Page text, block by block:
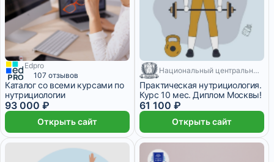
Edpro
107 отзывов
Каталог со всеми курсами по
нутрициологии
93 000 ₽
Открыть сайт
Национальный центральный институт развития дополнительного образования
Практическая нутрициология.
Курс 10 мес. Диплом Москвы!
61 100 ₽
Открыть сайт